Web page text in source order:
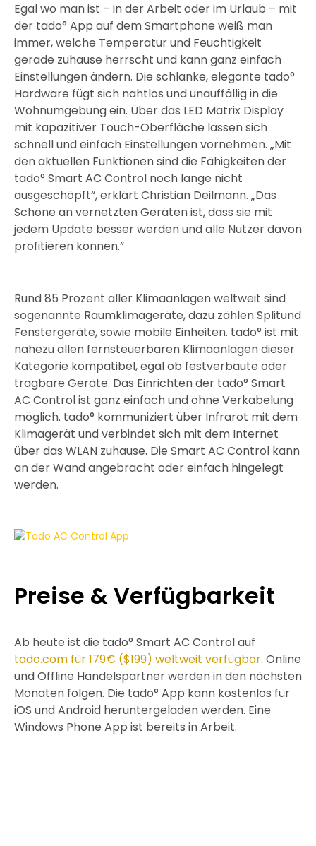
Egal wo man ist – in der Arbeit oder im Urlaub – mit
der tado° App auf dem Smartphone weiß man
immer, welche Temperatur und Feuchtigkeit
gerade zuhause herrscht und kann ganz einfach
Einstellungen ändern. Die schlanke, elegante tado°
Hardware fügt sich nahtlos und unauffällig in die
Wohnumgebung ein. Über das LED Matrix Display
mit kapazitiver Touch-Oberfläche lassen sich
schnell und einfach Einstellungen vornehmen. „Mit
den aktuellen Funktionen sind die Fähigkeiten der
tado° Smart AC Control noch lange nicht
ausgeschöpft“, erklärt Christian Deilmann. „Das
Schöne an vernetzten Geräten ist, dass sie mit
jedem Update besser werden und alle Nutzer davon
profitieren können.”
Rund 85 Prozent aller Klimaanlagen weltweit sind
sogenannte Raumklimageräte, dazu zählen Splitund
Fenstergeräte, sowie mobile Einheiten. tado° ist mit
nahezu allen fernsteuerbaren Klimaanlagen dieser
Kategorie kompatibel, egal ob festverbaute oder
tragbare Geräte. Das Einrichten der tado° Smart
AC Control ist ganz einfach und ohne Verkabelung
möglich. tado° kommuniziert über Infrarot mit dem
Klimagerät und verbindet sich mit dem Internet
über das WLAN zuhause. Die Smart AC Control kann
an der Wand angebracht oder einfach hingelegt
werden.
Preise & Verfügbarkeit
Ab heute ist die tado° Smart AC Control auf
tado.com für 179€ ($199) weltweit verfügbar. Online
und Offline Handelspartner werden in den nächsten
Monaten folgen. Die tado° App kann kostenlos für
iOS und Android heruntergeladen werden. Eine
Windows Phone App ist bereits in Arbeit.